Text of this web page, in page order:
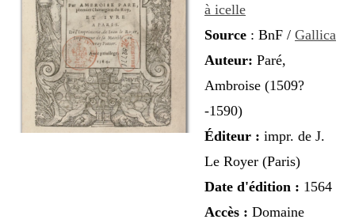
à icelle
Source : BnF / Gallica
Auteur: Paré,
Ambroise (1509?
-1590)
Éditeur : impr. de J.
Le Royer (Paris)
Date d'édition : 1564
Accès : Domaine